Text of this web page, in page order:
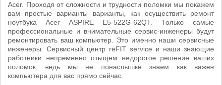
Acer. Проходя от сложности и трудности поломки мы покажем
вам простые варианты варианты, как осуществить ремонт
ноутбука Acer ASPIRE E5-522G-62QT. Только самые
профессиональные и внимательные сервис-инженеры будут
ремонтировать ваш компьютер. Это именно наши сервисные
инженеры. Сервисный центр reFIT service и наши знающие
работники непременно отыщем недорогое решение ваших
поломок, ведь мы не понаслышке знаем как важен
компьютера для вас прямо сейчас.